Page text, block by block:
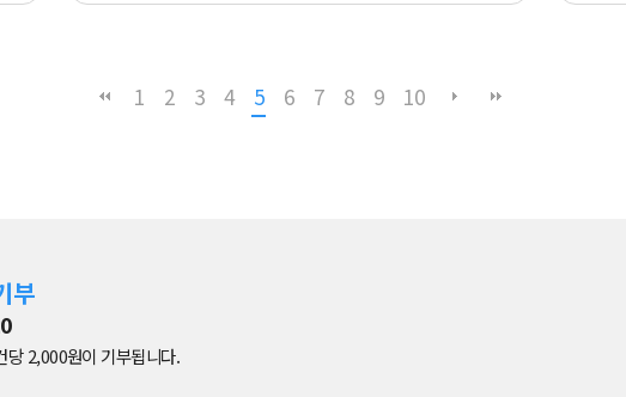
1 2 3 4 5 6 7 8 9 10
부
당 2,000원이 기부됩니다.